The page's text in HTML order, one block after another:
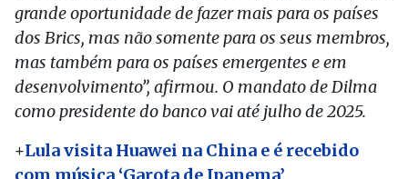
grande oportunidade de fazer mais para os países
dos Brics, mas não somente para os seus membros,
mas também para os países emergentes e em
desenvolvimento”, afirmou. O mandato de Dilma
como presidente do banco vai até julho de 2025.
+Lula visita Huawei na China e é recebido